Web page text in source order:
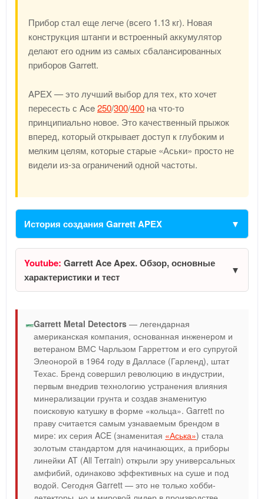
Прибор стал еще легче (всего 1.13 кг). Новая
конструкция штанги и встроенный аккумулятор
делают его одним из самых сбалансированных
приборов Garrett.
APEX — это лучший выбор для тех, кто хочет
пересесть с Ace250/300/400 на что-то
принципиально новое. Это качественный прыжок
вперед, который открывает доступ к глубоким и
мелким целям, которые старые «Аськи» просто не
видели из-за ограничений одной частоты.
История создания Garrett APEX
Youtube: Garrett Ace Apex. Обзор, основные
характеристики и тест
Garrett Metal Detectors — легендарная
американская компания, основанная инженером и
ветераном ВМС Чарльзом Гарреттом и его супругой
Элеонорой в 1964 году в Далласе (Гарленд), штат
Техас. Бренд совершил революцию в индустрии,
первым внедрив технологию устранения влияния
минерализации грунта и создав знаменитую
поисковую катушку в форме «кольца». Garrett по
праву считается самым узнаваемым брендом в
мире: их серия ACE (знаменитая «Аська») стала
золотым стандартом для начинающих, а приборы
линейки AT (All Terrain) открыли эру универсальных
амфибий, одинаково эффективных на суше и под
водой. Сегодня Garrett — это не только хобби-